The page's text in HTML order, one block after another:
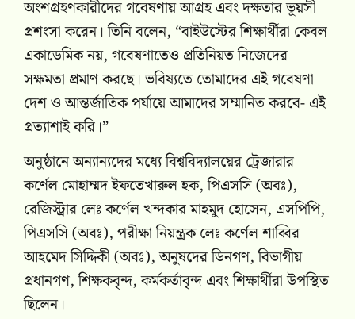
অংশগ্রহণকারীদের গবেষণায় আগ্রহ এবং দক্ষতার ভূয়সী
প্রশংসা করেন। তিনি বলেন, “বাইউস্টের শিক্ষার্থীরা কেবল
একাডেমিক নয়, গবেষণাতেও প্রতিনিয়ত নিজেদের
সক্ষমতা প্রমাণ করছে। ভবিষ্যতে তোমাদের এই গবেষণা
দেশ ও আন্তর্জাতিক পর্যায়ে আমাদের সম্মানিত করবে- এই
প্রত্যাশাই করি।”
অনুষ্ঠানে অন্যান্যদের মধ্যে বিশ্ববিদ্যালয়ের ট্রেজারার
কর্ণেল মোহাম্মদ ইফতেখারুল হক, পিএসসি (অবঃ),
রেজিস্ট্রার লেঃ কর্ণেল খন্দকার মাহমুদ হোসেন, এসপিপি,
পিএসসি (অবঃ), পরীক্ষা নিয়ন্ত্রক লেঃ কর্ণেল শাব্বির
আহমেদ সিদ্দিকী (অবঃ), অনুষদের ডিনগণ, বিভাগীয়
প্রধানগণ, শিক্ষকবৃন্দ, কর্মকর্তাবৃন্দ এবং শিক্ষার্থীরা উপস্থিত
ছিলেন।